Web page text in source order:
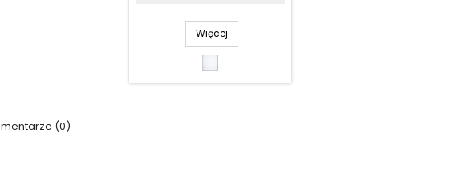
Więcej
matowy
(0)